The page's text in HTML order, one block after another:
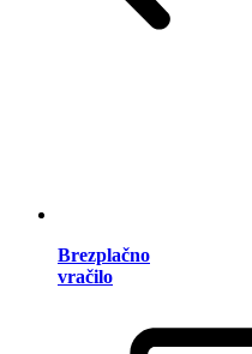
Brezplačno
vračilo